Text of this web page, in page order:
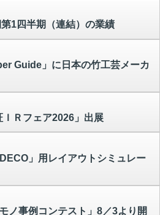
1四半期（連結）の業績
Guide」に日本の竹工芸メーカ
Ｒフェア2026」出展
」用レイアウトシミュレー
ノ事例コンテスト」8／3より開